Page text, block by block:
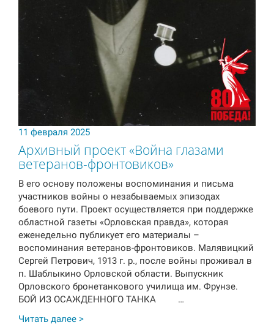
11 февраля 2025
Архивный проект «Война глазами
ветеранов-фронтовиков»
В его основу положены воспоминания и письма
участников войны о незабываемых эпизодах
боевого пути. Проект осуществляется при поддержке
областной газеты «Орловская правда», которая
еженедельно публикует его материалы –
воспоминания ветеранов-фронтовиков. Малявицкий
Сергей Петрович, 1913 г. р., после войны проживал в
п. Шаблыкино Орловской области. Выпускник
Орловского бронетанкового училища им. Фрунзе.
БОЙ ИЗ ОСАЖДЕННОГО ТАНКА …
Читать далее >